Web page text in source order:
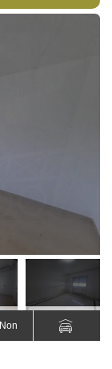
Non